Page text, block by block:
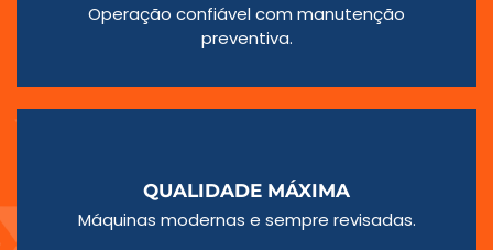
Operação confiável com manutenção
preventiva.
QUALIDADE MÁXIMA
Máquinas modernas e sempre revisadas.